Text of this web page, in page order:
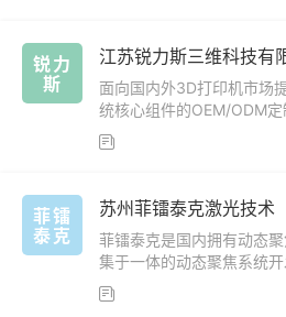
锐力
斯
江苏锐力斯三维科技有
面向国内外3D打印机市场
统核心组件的OEM/ODM定

菲镭
泰克
苏州菲镭泰克激光技术
菲镭泰克是国内拥有动态
集于一体的动态聚焦系统
聚焦系统的应用工艺创新
全闭环工艺落地的工艺解决
